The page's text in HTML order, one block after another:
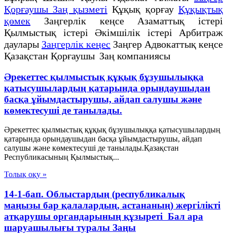
Қорғаушы Заң қызметі Құқық қорғауҚұқықтық
қөмек Заңгерлік кеңсе Азаматтық істері
Қылмыстық істері Әкімшілік істері Арбитраж
даулары Заңгерлік кеңес Заңгер Адвокаттық кеңсе
Қазақстан Қорғаушы Заң компаниясы
Әрекеттес қылмыстық құқық бұзушылыққа
қатысушылардың қатарында орындаушыдан
басқа ұйымдастырушы, айдап салушы және
көмектесуші де танылады.
Әрекеттес қылмыстық құқық бұзушылыққа қатысушылардың
қатарында орындаушыдан басқа ұйымдастырушы, айдап
салушы және көмектесуші де танылады.Қазақстан
Республикасының Қылмыстық...
Толық оқу »
14-1-бап. Облыстардың (республикалық
маңызы бар қалалардың, астананың) жергілікті
атқарушы органдарының құзыреті Бал ара
шаруашылығы туралы Заңы